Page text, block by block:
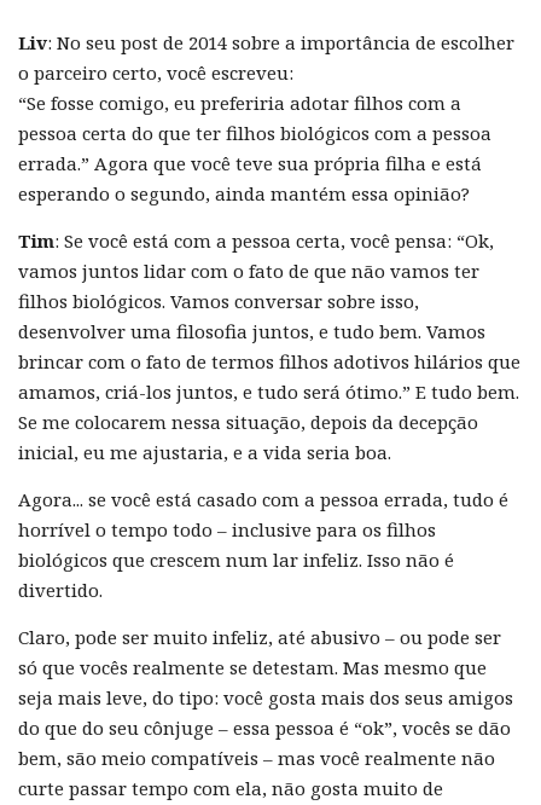
Liv: No seu post de 2014 sobre a importância de escolher
o parceiro certo, você escreveu:
“Se fosse comigo, eu preferiria adotar filhos com a
pessoa certa do que ter filhos biológicos com a pessoa
errada.” Agora que você teve sua própria filha e está
esperando o segundo, ainda mantém essa opinião?
Tim: Se você está com a pessoa certa, você pensa: “Ok,
vamos juntos lidar com o fato de que não vamos ter
filhos biológicos. Vamos conversar sobre isso,
desenvolver uma filosofia juntos, e tudo bem. Vamos
brincar com o fato de termos filhos adotivos hilários que
amamos, criá-los juntos, e tudo será ótimo.” E tudo bem.
Se me colocarem nessa situação, depois da decepção
inicial, eu me ajustaria, e a vida seria boa.
Agora... se você está casado com a pessoa errada, tudo é
horrível o tempo todo – inclusive para os filhos
biológicos que crescem num lar infeliz. Isso não é
divertido.
Claro, pode ser muito infeliz, até abusivo – ou pode ser
só que vocês realmente se detestam. Mas mesmo que
seja mais leve, do tipo: você gosta mais dos seus amigos
do que do seu cônjuge – essa pessoa é “ok”, vocês se dão
bem, são meio compatíveis – mas você realmente não
curte passar tempo com ela, não gosta muito de